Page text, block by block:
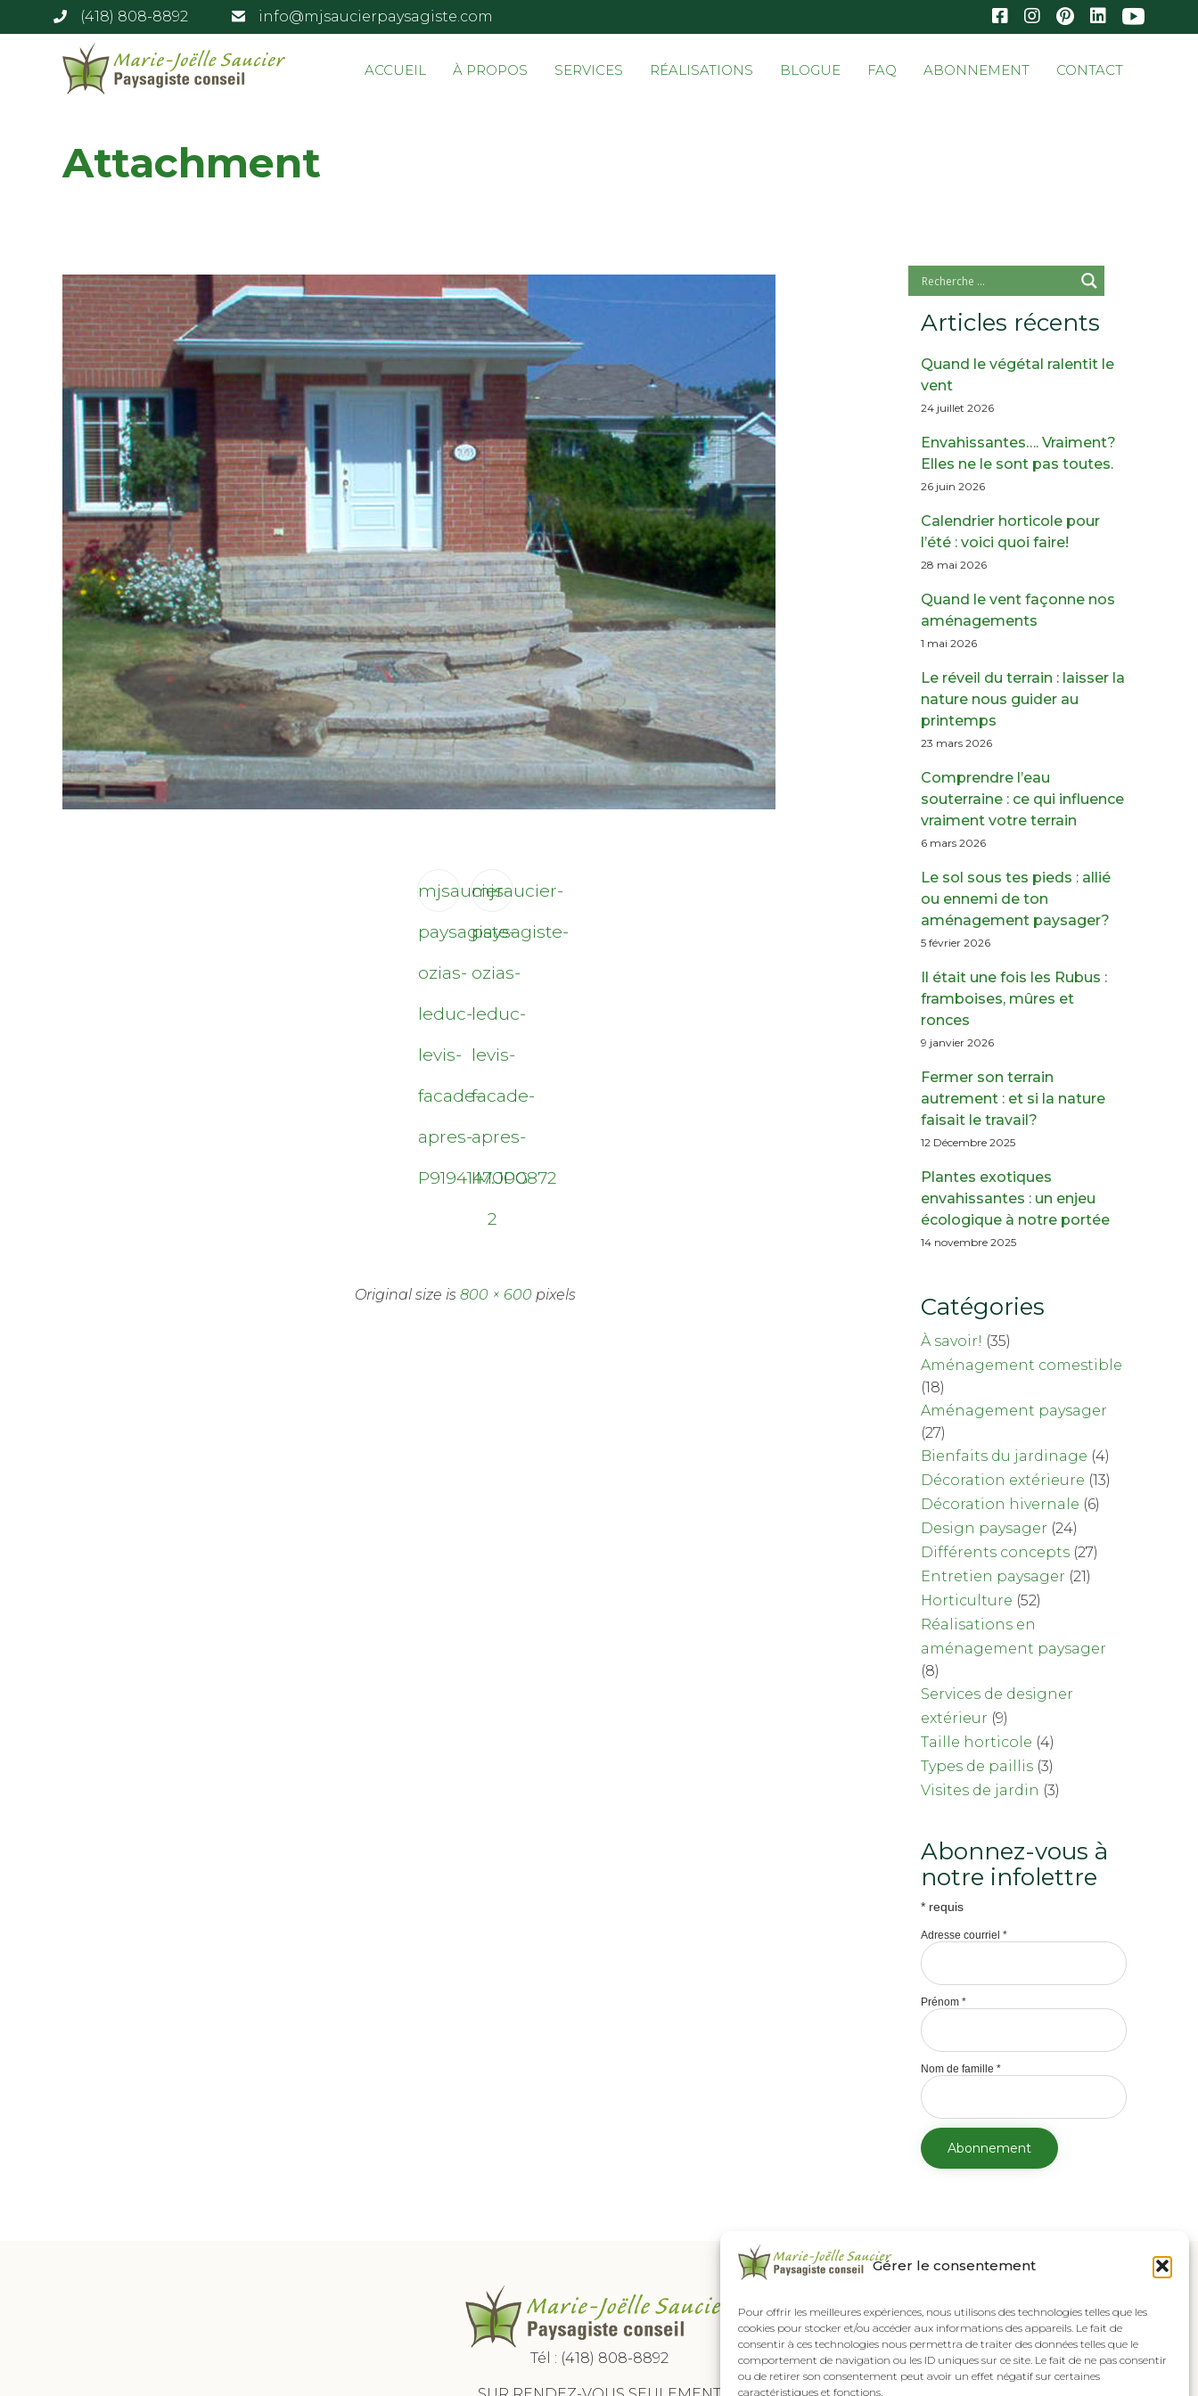
Gérer le consentement
Pour offrir les meilleures expériences, nous utilisons des technologies telles que les
cookies pour stocker et/ou accéder aux informations des appareils. Le fait de
consentir à ces technologies nous permettra de traiter des données telles que le
comportement de navigation ou les ID uniques sur ce site. Le fait de ne pas consentir
ou de retirer son consentement peut avoir un effet négatif sur certaines
caractéristiques et fonctions.
(418) 808-8892 info@mjsaucierpaysagiste.com
ACCUEIL À PROPOS SERVICES RÉALISATIONS BLOGUE FAQ ABONNEMENT CONTACT
Attachment
mjsaucier-
paysagiste-
ozias-
leduc-
levis-
facade-
apres-
P9194147.JPG
mjsaucier-
paysagiste-
ozias-
leduc-
levis-
facade-
apres-
IM000872
2
Original size is 800 × 600 pixels
Articles récents
Quand le végétal ralentit le
vent
24 juillet 2026
Envahissantes…. Vraiment?
Elles ne le sont pas toutes.
26 juin 2026
Calendrier horticole pour
l’été : voici quoi faire!
28 mai 2026
Quand le vent façonne nos
aménagements
1 mai 2026
Le réveil du terrain : laisser la
nature nous guider au
printemps
23 mars 2026
Comprendre l’eau
souterraine : ce qui influence
vraiment votre terrain
6 mars 2026
Le sol sous tes pieds : allié
ou ennemi de ton
aménagement paysager?
5 février 2026
Il était une fois les Rubus :
framboises, mûres et
ronces
9 janvier 2026
Fermer son terrain
autrement : et si la nature
faisait le travail?
12 Décembre 2025
Plantes exotiques
envahissantes : un enjeu
écologique à notre portée
14 novembre 2025
Catégories
À savoir! (35)
Aménagement comestible
(18)
Aménagement paysager
(27)
Bienfaits du jardinage (4)
Décoration extérieure (13)
Décoration hivernale (6)
Design paysager (24)
Différents concepts (27)
Entretien paysager (21)
Horticulture (52)
Réalisations en
aménagement paysager
(8)
Services de designer
extérieur (9)
Taille horticole (4)
Types de paillis (3)
Visites de jardin (3)
Abonnez-vous à
notre infolettre
* requis
Adresse courriel*
Prénom*
Nom de famille*
Tél : (418) 808-8892